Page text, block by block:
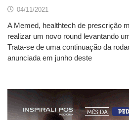
04/11/2021
A Memed, healthtech de prescrição
realizar um novo round levantando
Trata-se de uma continuação da
anunciada em junho deste